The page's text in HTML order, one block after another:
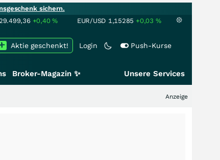
sichern.
29.499,36 +0,40% EUR/USD 1,15285 +0,03 %
Login Push-Kurse
Aktie geschenkt!
Broker-Magazin ✨ Unsere Services
Anzeige